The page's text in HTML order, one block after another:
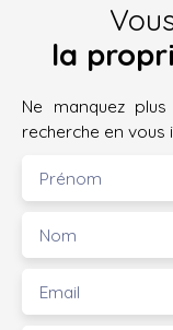
la
Ne manquez
recherche en vous
Prénom
Nom
Email